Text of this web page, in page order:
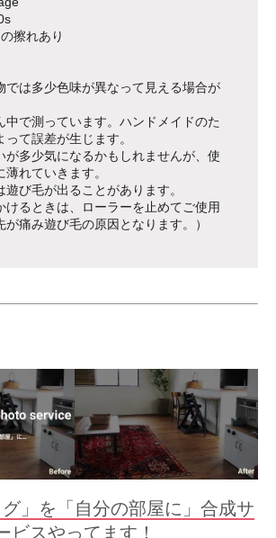
れあり
では多少色味が異なって見える場合が
中で測っています。ハンドメイドのた
て誤差が生じます。
が多少気になるかもしれませんが、使
れていきます。
遊び毛が出ることがあります。
るときは、ローラーを止めてご使用
が痛み遊び毛の原因となります。）
グ」を「自分の部屋に」合成サ
ビスやってます！